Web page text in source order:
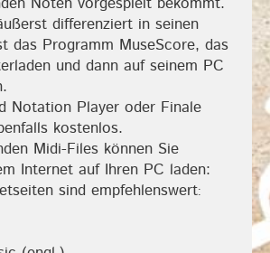
differenziert in seinen
das Programm MuseScore, das
und dann auf seinem PC
Notation Player oder Finale
kostenlos.
Midi-Files können Sie
Internet auf Ihren PC laden:
sind empfehlenswert: